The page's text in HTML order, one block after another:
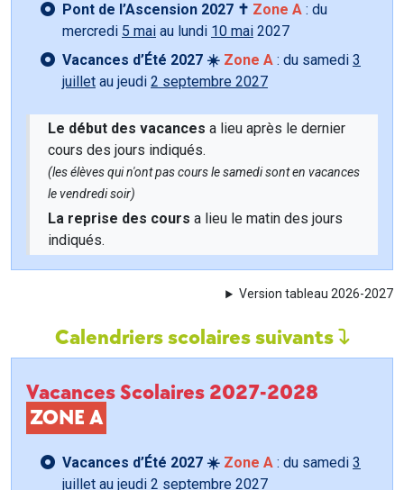
Pont de l’Ascension 2027 ✝️ Zone A : du
mercredi 5 mai au lundi 10 mai 2027
Vacances d’Été 2027 ☀️ Zone A : du samedi 3
juillet au jeudi 2 septembre 2027
Le début des vacances a lieu après le dernier
cours des jours indiqués.
(les élèves qui n'ont pas cours le samedi sont en vacances
le vendredi soir)
La reprise des cours a lieu le matin des jours
indiqués.
Version tableau 2026-2027
Calendriers scolaires suivants
Vacances Scolaires 2027-2028
ZONE A
Vacances d’Été 2027 ☀️ Zone A : du samedi 3
juillet au jeudi 2 septembre 2027